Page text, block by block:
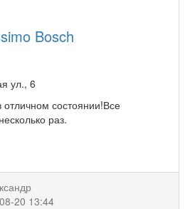
Bosch
ул., 6
состоянии!Все
раз.
20 13:44